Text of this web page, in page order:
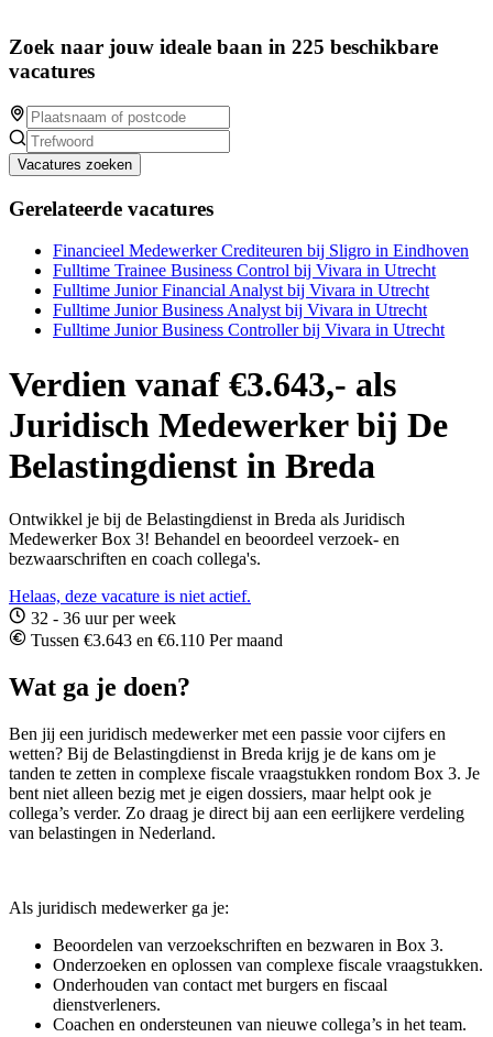
Zoek naar jouw ideale baan in 225 beschikbare
vacatures
Vacatures zoeken
Gerelateerde vacatures
Financieel Medewerker Crediteuren bij Sligro in Eindhoven
Fulltime Trainee Business Control bij Vivara in Utrecht
Fulltime Junior Financial Analyst bij Vivara in Utrecht
Fulltime Junior Business Analyst bij Vivara in Utrecht
Fulltime Junior Business Controller bij Vivara in Utrecht
Verdien vanaf €3.643,- als
Juridisch Medewerker bij De
Belastingdienst in Breda
Ontwikkel je bij de Belastingdienst in Breda als Juridisch
Medewerker Box 3! Behandel en beoordeel verzoek- en
bezwaarschriften en coach collega's.
Helaas, deze vacature is niet actief.
32 - 36 uur per week
Tussen €3.643 en €6.110 Per maand
Wat ga je doen?
Ben jij een juridisch medewerker met een passie voor cijfers en
wetten? Bij de Belastingdienst in Breda krijg je de kans om je
tanden te zetten in complexe fiscale vraagstukken rondom Box 3. Je
bent niet alleen bezig met je eigen dossiers, maar helpt ook je
collega’s verder. Zo draag je direct bij aan een eerlijkere verdeling
van belastingen in Nederland.
Als juridisch medewerker ga je:
Beoordelen van verzoekschriften en bezwaren in Box 3.
Onderzoeken en oplossen van complexe fiscale vraagstukken.
Onderhouden van contact met burgers en fiscaal
dienstverleners.
Coachen en ondersteunen van nieuwe collega’s in het team.